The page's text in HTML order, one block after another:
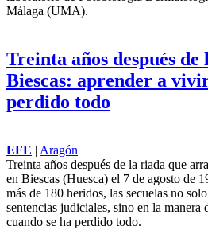
Málaga (UMA).
Treinta años después
Biescas: aprender a
perdido todo
EFE | Aragón
Treinta años después de la riada que
en Biescas (Huesca) el 7 de agosto de
más de 180 heridos, las secuelas no
sentencias judiciales, sino en la
cuando se ha perdido todo.